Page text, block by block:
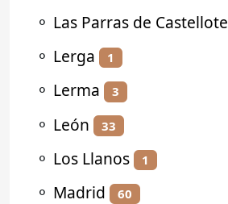
⚬ Las Parras de Castellote
⚬ Lerga 1
⚬ Lerma 3
⚬ León 33
⚬ Los Llanos 1
⚬ Madrid 60